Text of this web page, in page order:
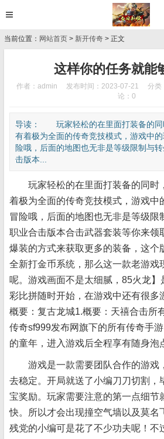
当前位置： 网站首页 > 新开传奇 > 正文
这样你的任务就能
作者：admin 发布时间：2023-07-21 分类
论：0
导读： 玩家轻松的在里面打装备的同
有着极为全面的传奇竞技模式，游戏中
险哦，后面的地图也无非是等级限制与
击版本...
玩家轻松的在里面打装备的同时
着极为全面的传奇竞技模式，游戏中
冒险哦，后面的地图也无非是等级限
职业合击版本合击武器套装等你来领
爆装的方式来获取更多的装备，这个
全新打金币系统，那么这一款老游戏
呢。游戏画面不是太细腻，85火龙
彩比拼随时开始，在游戏中还有很多
概要：复古龙城1.概要：天禧合击所
传奇sf999发布网旗下的所有传奇手
的童年，进入游戏后全程享有随身泡
游戏是一款需要团队合作的游戏
去稳定。开局就送了小编刀刀切割，
宝奖励。玩家需要注意的第一点细节
快。所以才会出现撞空气墙以及莫名
残党的小编可是花了不少功夫呢！不